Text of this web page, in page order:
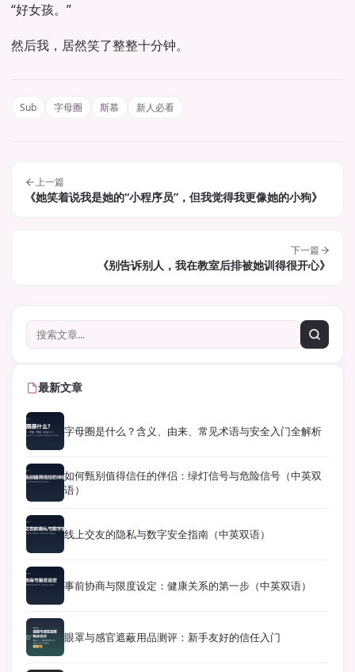
“好女孩。”
然后我，居然笑了整整十分钟。
Sub 字母圈 斯慕 新人必看
上一篇
《她笑着说我是她的“小程序员”，但我觉得我更像她的小狗》
下一篇
《别告诉别人，我在教室后排被她训得很开心》
最新文章
字母圈是什么？含义、由来、常见术语与安全入门全解析
如何甄别值得信任的伴侣：绿灯信号与危险信号（中英双
语）
线上交友的隐私与数字安全指南（中英双语）
事前协商与限度设定：健康关系的第一步（中英双语）
眼罩与感官遮蔽用品测评：新手友好的信任入门